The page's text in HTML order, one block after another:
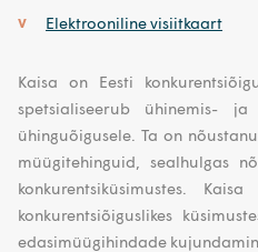
V Elektrooniline visiitkaart
Kaisa on Eesti
spetsialiseerub ühinemis- ja
ühinguõigusele. Ta on
müügitehinguid, sealhulgas
konkurentsiküsimustes.
konkurentsiõiguslikes
edasimüügihindade